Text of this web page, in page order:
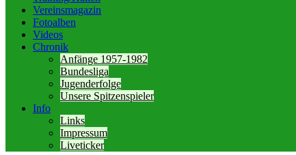
Vereinsmagazin
Fotoalben
Videos
Chronik
Anfänge 1957-1982
Bundesliga
Jugenderfolge
Unsere Spitzenspieler
Info
Links
Impressum
Liveticker